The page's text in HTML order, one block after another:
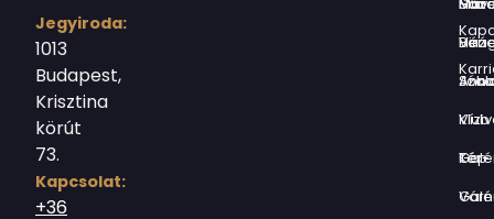
Jegyiroda:
1013
Budapest,
Krisztina
körút
73.
Kapcsolat:
+36
Virág Benedek Ház
Jókai Anna
Vízivárosi Klub
Tér-Kép
Várnegyed